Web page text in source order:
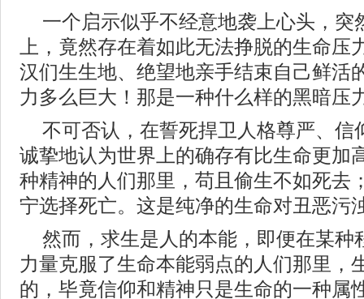
一个启示似乎不经意地袭上心头，突
上，竟然存在着如此无法挣脱的生命压
汉们生生地、绝望地亲手结束自己鲜活
力多么巨大！那是一种什么样的黑暗压
不可否认，在誓死捍卫人格尊严、信
诚挚地认为世界上的确存有比生命更加
种精神的人们那里，苟且偷生不如死去
宁选择死亡。这是纯净的生命对丑恶污
然而，求生是人的本能，即便在某种
力量克服了生命本能弱点的人们那里，
的，毕竟信仰和精神只是生命的一种属